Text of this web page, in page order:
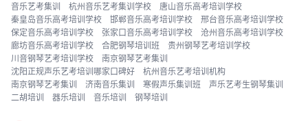
音乐艺考集训 杭州音乐艺考集训学校
唐山音乐高考培训学校
秦皇岛音乐高考培训学校
邯郸音乐高考培训学校
邢台音乐高考培训学校
保定音乐高考培训学校
张家口音乐高考培训学校
沧州音乐高考培训学校
廊坊音乐高考培训学校
合肥钢琴培训班
贵州钢琴艺考培训学校
川音钢琴艺考培训学校
南京钢琴艺考集训
沈阳正规声乐艺考培训哪家口碑好
杭州音乐艺考培训机构
南京钢琴艺考集训
济南音乐集训 寒假声乐集训班
声乐艺考生钢琴集训
二胡培训
器乐培训 音乐培训 钢琴培训